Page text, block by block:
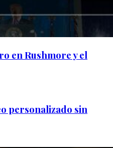
en Rushmore y el
personalizado sin